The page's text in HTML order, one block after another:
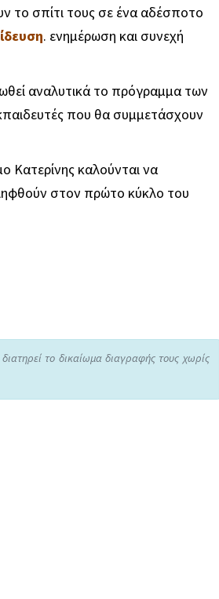
το σπίτι τους σε ένα αδέσποτο
. ενημέρωση και συνεχή
αναλυτικά το πρόγραμμα των
που θα συμμετάσχουν
Κατερίνης καλούνται να
στον πρώτο κύκλο του
το δικαίωμα διαγραφής τους χωρίς